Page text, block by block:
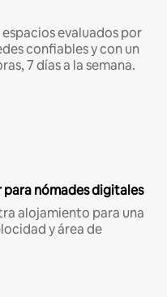
evaluados por
confiables y con un
7 días a la semana.
para nómades digitales
alojamiento para una
y área de